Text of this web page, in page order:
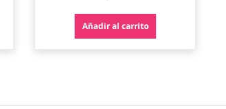
Añadir al carrito